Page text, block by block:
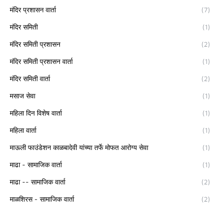
मंदिर प्रशासन वार्ता (7)
मंदिर समिती (1)
मंदिर समिती प्रशासन (2)
मंदिर समिती प्रशासन वार्ता (1)
मंदिर समिती वार्ता (2)
मसाज सेवा (1)
महिला दिन विशेष वार्ता (1)
महिला वार्ता (1)
माऊली फाउंडेशन काळबादेवी यांच्या तर्फे मोफत आरोग्य सेवा (1)
माढा - सामाजिक वार्ता (1)
माढा -- सामाजिक वार्ता (2)
माळशिरस - सामाजिक वार्ता (2)